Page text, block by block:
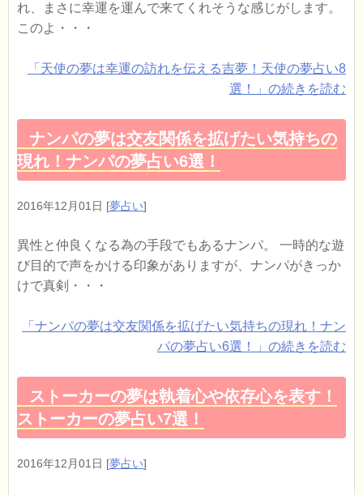
れ、まさに幸運を運んで来てくれそうな感じがします。
このよ・・・
「天使の夢は幸運の訪れを伝える吉夢！天使の夢占い8
選！」の続きを読む
ナンパの夢は交友関係を拡げたい気持ちの
現れ！ナンパの夢占い6選！
2016年12月01日 [夢占い]
異性と仲良くなる為の手段でもあるナンパ。 一時的な遊
び目的で声をかける印象がありますが、ナンパがきっか
けで真剣・・・
「ナンパの夢は交友関係を拡げたい気持ちの現れ！ナン
パの夢占い6選！」の続きを読む
ストーカーの夢は執着心や依存心を表す！
ストーカーの夢占い7選！
2016年12月01日 [夢占い]